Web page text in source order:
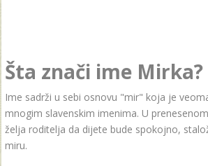
Šta znači ime Mirka?
Ime sadrži u sebi osnovu "mir" koja je
mnogim slavenskim imenima. U
želja roditelja da dijete bude spokojno,
miru.